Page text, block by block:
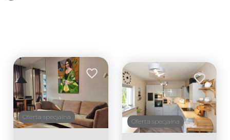
Oferta specjalna
Dodaj do ulubionych
Oferta specjalna
Dodaj do